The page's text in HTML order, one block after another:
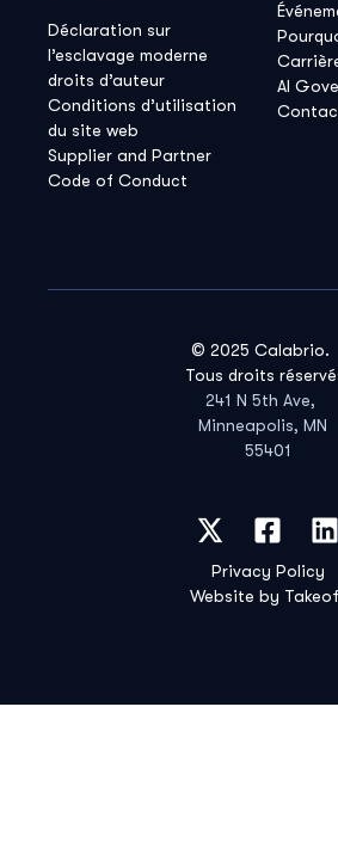
© 2025 Calabrio.
Tous droits
241 N 5th Ave,
Minneapolis, MN
55401
Déclaration sur
l’esclavage moderne
droits d’auteur
Conditions d’utilisation
du site web
Supplier and Partner
Code of Conduct
AI
Privacy Policy
Website by